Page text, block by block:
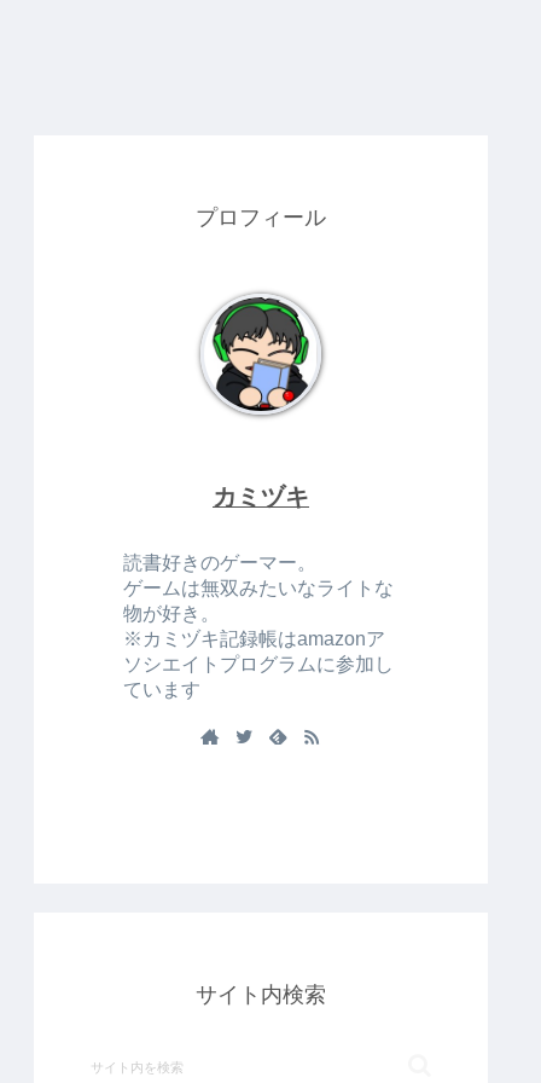
プロフィール
カミヅキ
読書好きのゲーマー。
ゲームは無双みたいなライトな
物が好き。
※カミヅキ記録帳はamazonア
ソシエイトプログラムに参加し
ています
サイト内検索